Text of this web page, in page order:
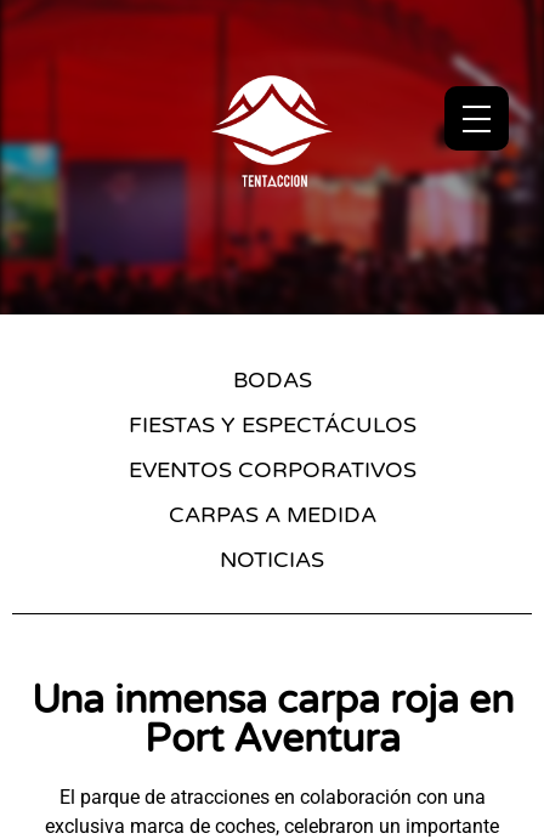
BODAS
FIESTAS Y ESPECTÁCULOS
EVENTOS CORPORATIVOS
CARPAS A MEDIDA
NOTICIAS
Una inmensa carpa roja en
Port Aventura
El parque de atracciones en colaboración con una
exclusiva marca de coches, celebraron un importante